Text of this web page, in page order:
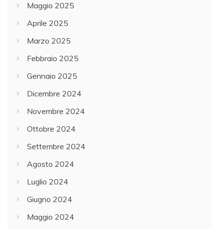
Maggio 2025
Aprile 2025
Marzo 2025
Febbraio 2025
Gennaio 2025
Dicembre 2024
Novembre 2024
Ottobre 2024
Settembre 2024
Agosto 2024
Luglio 2024
Giugno 2024
Maggio 2024